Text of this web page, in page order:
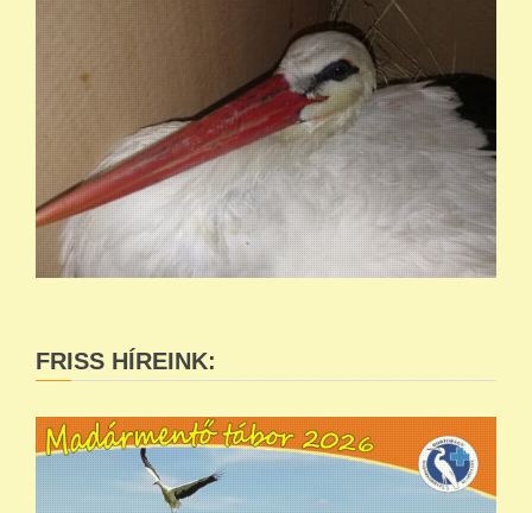
FRISS HÍREINK: